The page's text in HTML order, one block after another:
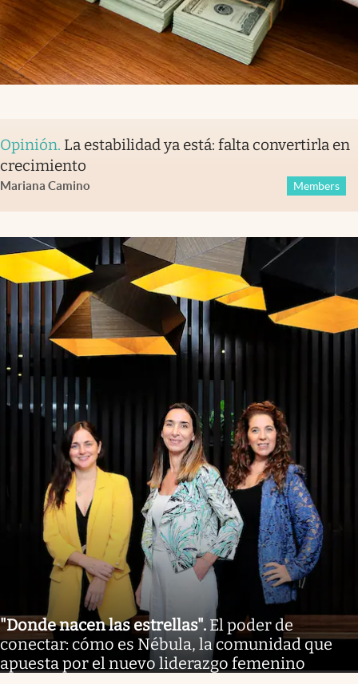
Opinión. La estabilidad ya está: falta convertirla en
crecimiento
Mariana Camino Members
"Donde nacen las estrellas". El poder de
conectar: cómo es Nébula, la comunidad que
apuesta por el nuevo liderazgo femenino